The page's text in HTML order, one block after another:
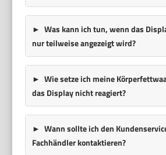
Was kann ich tun, wenn das
nur teilweise angezeigt wird?
Wie setze ich meine
das Display nicht reagiert?
Wann sollte ich den
Fachhändler kontaktieren?